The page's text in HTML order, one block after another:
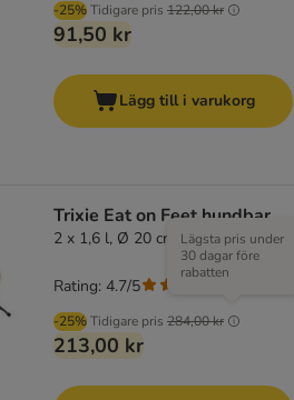
-25%Tidigare pris 122,00 kr
91,50 kr
Lägg till i varukorg
Trixie Eat on Feet hundbar
2 x 1,6 l, Ø 20 cm
-25%Tidigare pris 284,00 kr
Lägsta pris under
30 dagar före
rabatten
213,00 kr
Rating: 4.7/5